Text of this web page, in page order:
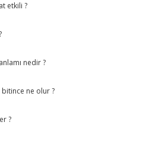
etkili ?
nedir ?
bitince ne olur ?
?